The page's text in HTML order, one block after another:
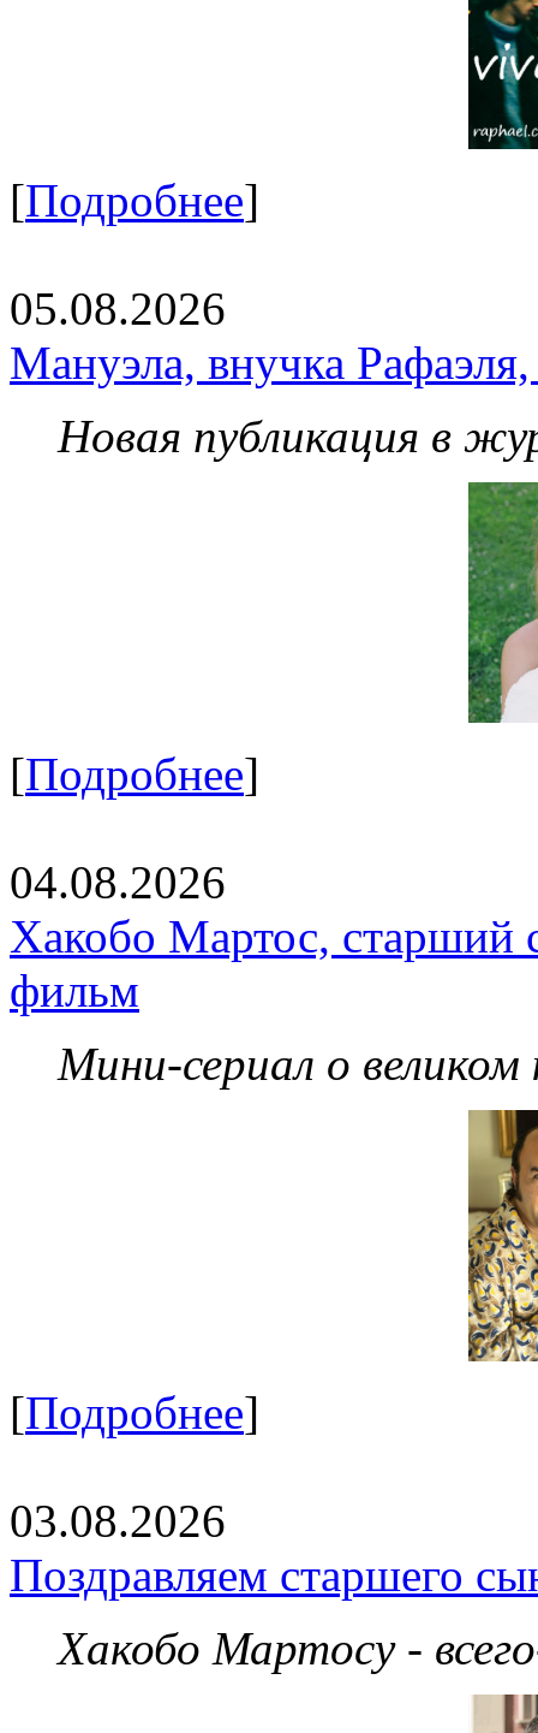
[Подробнее]
05.08.2026
Мануэла, внучка
Новая публикация в
[Подробнее]
04.08.2026
Хакобо Мартос, старший
фильм
Мини-сериал о великом
[Подробнее]
03.08.2026
Поздравляем старшего
Хакобо Мартосу -